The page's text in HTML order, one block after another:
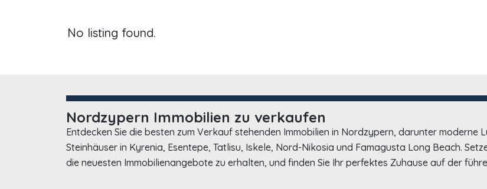
No listing found.
Nordzypern Immobilien zu verkaufen
Entdecken Sie die besten zum Verkauf stehenden Immobilien in Nordzypern, darunter moderne
Steinhäuser in Kyrenia, Esentepe, Tatlisu, Iskele, Nord-Nikosia und Famagusta Long Beach.
die neuesten Immobilienangebote zu erhalten, und finden Sie Ihr perfektes Zuhause auf der